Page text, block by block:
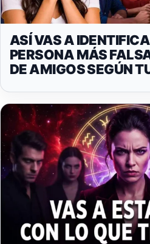
ASÍ VAS A
PERSONA MÁS
DE AMIGOS SEGÚN